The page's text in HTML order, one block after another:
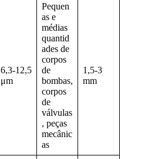
6,3-12,5
μm
Pequen
as e
médias
quantid
ades de
corpos
de
bombas,
corpos
de
válvulas
, peças
mecânic
as
1,5-3
mm